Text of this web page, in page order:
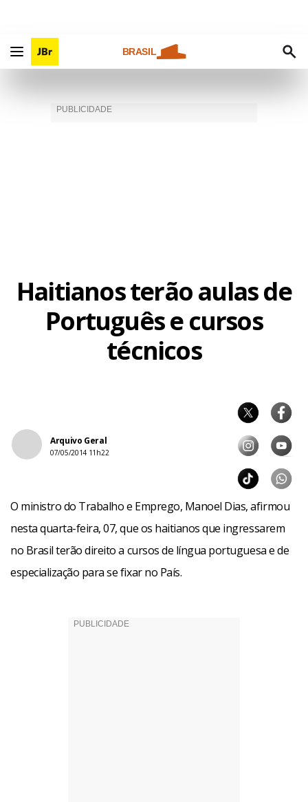
BRASIL
Haitianos terão aulas de
Português e cursos
técnicos
Arquivo Geral
07/05/2014 11h22
O ministro do Trabalho e Emprego, Manoel Dias, afirmou
nesta quarta-feira, 07, que os haitianos que ingressarem
no Brasil terão direito a cursos de língua portuguesa e de
especialização para se fixar no País.